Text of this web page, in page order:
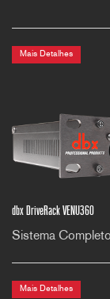
Mais Detalhes
dbx DriveRack VENU360
Sistema
Mais Detalhes